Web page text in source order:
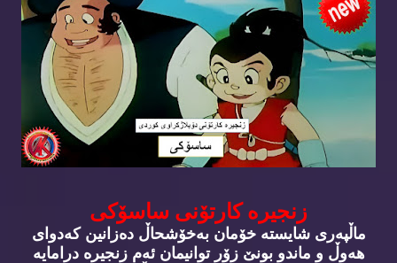
زنجیره‌ كارتۆنی ساسۆكی
ماڵپه‌ری شایسته‌ خۆمان به‌خۆشحاڵ ده‌زانین كه‌دوای
هه‌وڵ و ماندو بونێ زۆر توانیمان ئه‌م زنجیره‌ درامایه‌